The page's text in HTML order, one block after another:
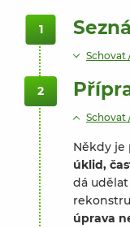
1
Schovat
2
Schovat
Někdy je
úklid,
dá
úprava